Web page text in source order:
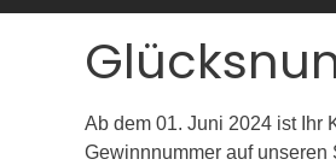
Ab dem 01. Juni 2024 ist Ihr
Gewinnnummer auf unseren